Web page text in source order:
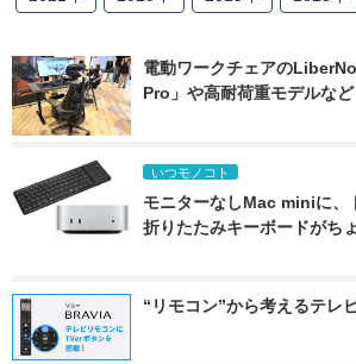
電動ワークチェアの
Pro」や高耐荷重モデルなど
いつモノコト
モニターなしMac miniに、
折りたたみキーボードがち
“リモコン”から考えるテレ